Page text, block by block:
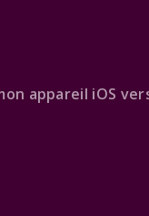
appareil iOS